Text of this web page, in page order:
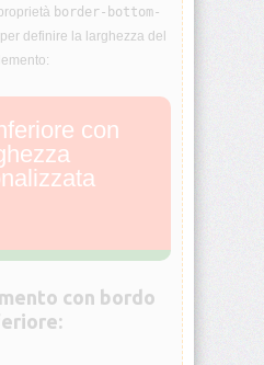
border-bottom-
definire la larghezza del
con
con bordo